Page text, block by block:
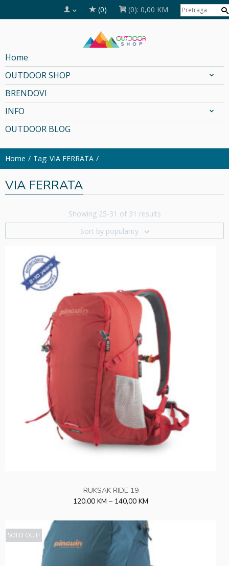
(0) (0): 0,00 KM
Home
OUTDOOR SHOP
BRENDOVI
INFO
OUTDOOR BLOG
Home Tag: VIA FERRATA
VIA FERRATA
Showing 25-31 of 31 results
Sort by popularity
RUKSAK RIDE 19
120,00 KM – 140,00 KM
SOLD OUT!